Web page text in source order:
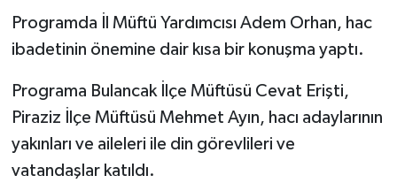
Programda İl Müftü Yardımcısı Adem Orhan, hac
ibadetinin önemine dair kısa bir konuşma yaptı.
Programa Bulancak İlçe Müftüsü Cevat Erişti,
Piraziz İlçe Müftüsü Mehmet Ayın, hacı adaylarının
yakınları ve aileleri ile din görevlileri ve
vatandaşlar katıldı.
Samsun Müftülüğü
Sinop Müftülüğü